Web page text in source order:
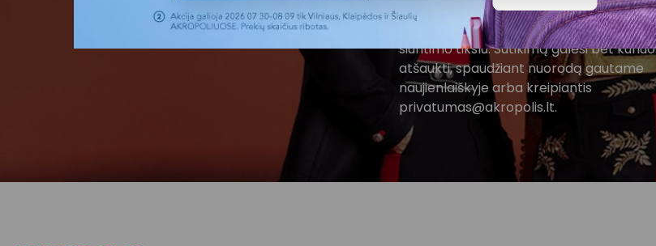
AKROPOLIS naujienas. Dėl to AKROPOLIS
UAB Tavo el. pašto duomenis tvarkys
siuntimo tikslu. Sutikimą galėsi bet
atšaukti, spaudžiant nuorodą gautame
naujienlaiškyje arba kreipiantis
privatumas@akropolis.lt.